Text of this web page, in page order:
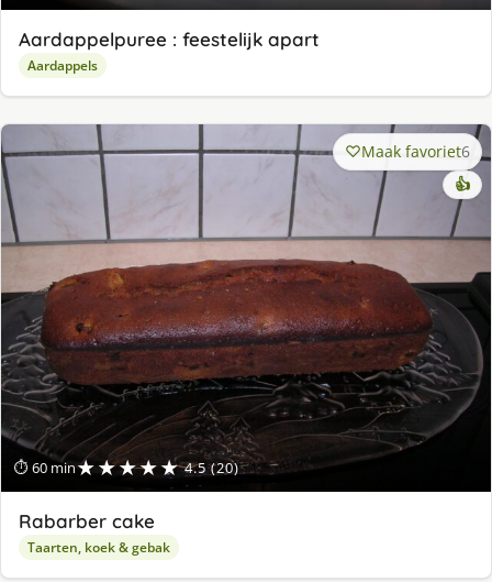
Aardappelpuree : feestelijk apart
Aardappels
⏱ 60 min★★★★★ 4.5 (20)
Maak favoriet6
👍
Rabarber cake
Taarten, koek & gebak